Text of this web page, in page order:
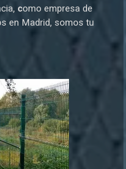
como empresa de
en Madrid, somos tu